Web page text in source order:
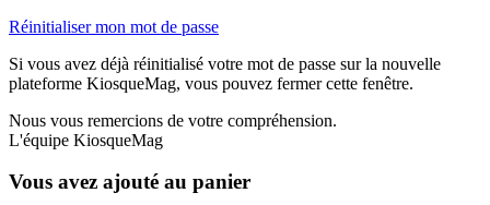
Réinitialiser mon mot de passe
Si vous avez déjà réinitialisé votre mot de passe sur la nouvelle
plateforme KiosqueMag, vous pouvez fermer cette fenêtre.
Nous vous remercions de votre compréhension.
L'équipe KiosqueMag
Vous avez ajouté au panier